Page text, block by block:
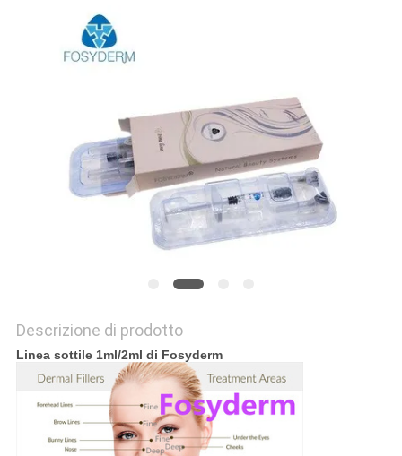
MAPPA
PRIVACY
Descrizione di prodotto
Linea sottile 1ml/2ml di Fosyderm